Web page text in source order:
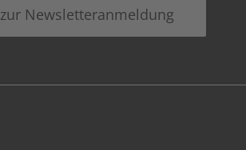
zur Newsletteranmeldung